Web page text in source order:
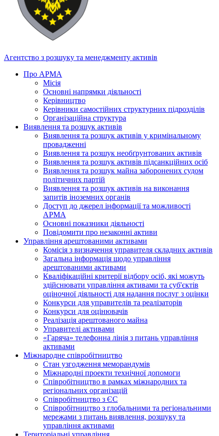
Агентство з розшуку та менеджменту активів
Про АРМА
Місія
Основні напрямки діяльності
Керівництво
Керівники самостійних структурних підрозділів
Організаційна структура
Виявлення та розшук активів
Виявлення та розшук активів у кримінальному
провадженні
Виявлення та розшук необґрунтованих активів
Виявлення та розшук активів підсанкційних осіб
Виявлення та розшук майна заборонених судом
політичних партій
Виявлення та розшук активів на виконання
запитів іноземних органів
Доступ до джерел інформації та можливості
АРМА
Основні показники діяльності
Повідомити про незаконні активи
Управління арештованими активами
Комісія з визначення управителя складних активів
Загальна інформація щодо управління
арештованими активами
Кваліфікаційні критерії відбору осіб, які можуть
здiйснювати управління активами та суб'єктів
оціночної діяльності для надання послуг з оцінки
Конкурси для управителів та реалізаторів
Конкурси для оцінювачів
Реалізація арештованого майна
Управителі активами
«Гаряча» телефонна лінія з питань управління
активами
Міжнародне співробітництво
Стан узгодження меморандумів
Міжнародні проекти технічної допомоги
Співробітництво в рамках міжнародних та
регіональних організацій
Співробітництво з ЄС
Співробітництво з глобальними та регіональними
мережами з питань виявлення, розшуку та
управління активами